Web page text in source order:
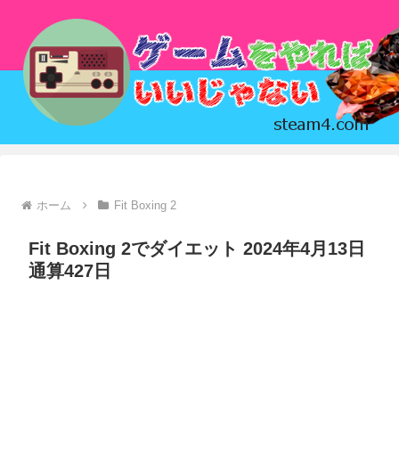
ホーム Fit Boxing 2
Fit Boxing 2でダイエット 2024年4月13日
通算427日